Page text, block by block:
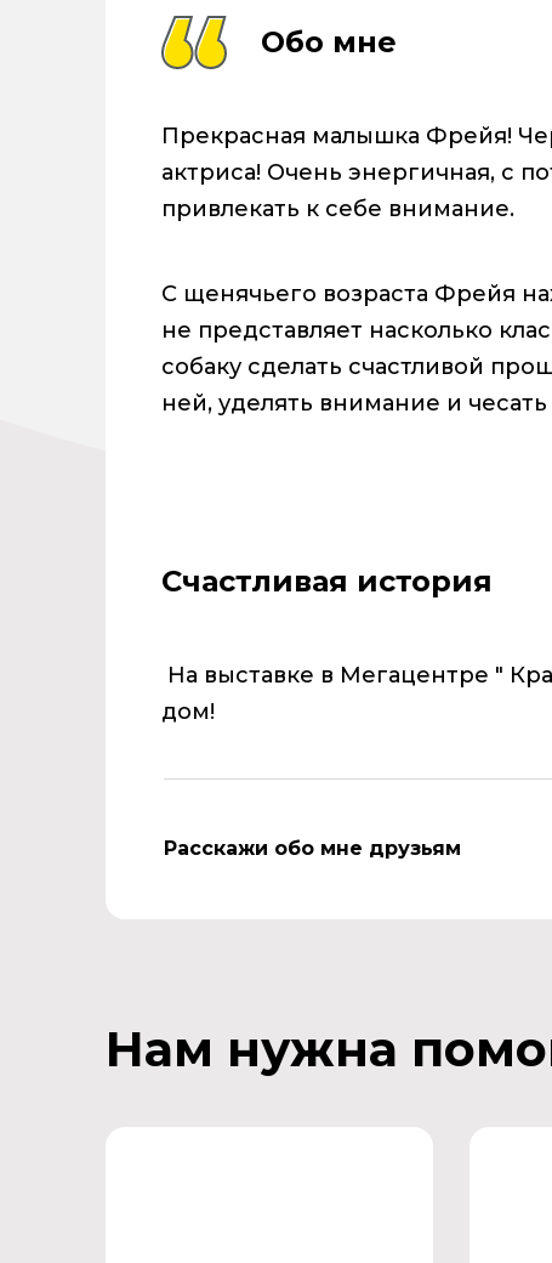
Обо мне
Прекрасная малышка Фрейя!
актриса! Очень энергичная, с
привлекать к себе внимание.
С щенячьего возраста Фрейя
не представляет насколько
собаку сделать счастливой
ней, уделять внимание и
Счастливая история
На выставке в Мегацентре "
дом!
Расскажи обо мне друзьям
Нам нужна